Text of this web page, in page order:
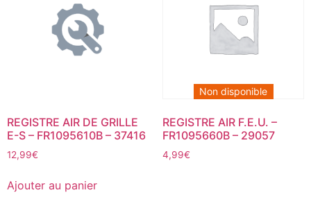
REGISTRE AIR DE GRILLE
E-S – FR1095610B – 37416
12,99€
Ajouter au panier
Non disponible
REGISTRE AIR F.E.U. –
FR1095660B – 29057
4,99€